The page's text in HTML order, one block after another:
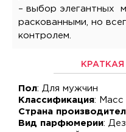
– выбор элегантных
раскованными, но
контролем.
Пол: Для мужчин
Классификация: Масс
Страна
Вид парфюмерии: